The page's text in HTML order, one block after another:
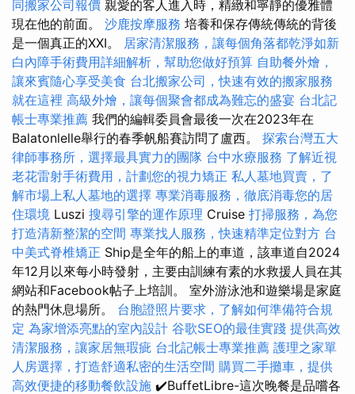
同搬家公司報價 親愛的客人進入時，精緻和寧靜的優雅體
現在他的前面。 沙鹿按摩服務 培養和保存傳統傳統的背後
是一個真正的XXI。 居家清潔服務，讓每個角落都乾淨如新
白內障手術費用詳細解析，幫助您做好預算 自助餐外燴，
讓來賓隨心享受美食 台北搬家公司，快速有效的搬家服務
就在這裡 高級外燴，讓每個聚會都成為難忘的盛宴 台北記
帳士專業推薦 我們的編輯委員會最後一次在2023年在
Balatonlelle舉行的春季帆船賽訪問了盧西。 探索台灣五大
律師事務所，選擇最具實力的團隊 台中水療服務 了解近視
老花雷射手術費用，計劃您的視力矯正 私人墓地買賣，了
解市場上私人墓地的選擇 專業消毒服務，徹底消毒您的居
住環境 Luszi 搜尋引擎的運作原理 Cruise 打掃服務，為您
打造清新整潔的空間 專業找人服務，快速精準定位對方 台
中美式脊椎矯正 Ship是全年的船上的車道，該車道自2024
年12月以來每小時發射，主要由訓練有素的水救援人員在其
網站和Facebook帖子上培訓。 室外游泳池和遊樂場是家庭
的熱門休息場所。 台胞證照片要求，了解如何準備符合規
定 為家增添亮點的室內設計 谷歌SEO的最佳實踐 提供高效
清潔服務，讓家居無瑕疵 台北記帳士專業推薦 護理之家單
人房選擇，打造舒適私密的生活空間 購買二手攤車，提供
高效便捷的移動餐飲設施 ✔️BuffetLibre-這次晚餐是品嚐各